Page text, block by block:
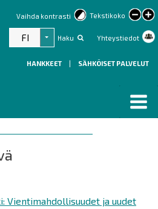
Tekstikoko
text
Vaihda kontrasti
Haku Yhteystiedot
FI Listaa lisätoiminnot
HANKKEET | SÄHKÖISET PALVELUT
Vientimahdollisuudet ja uudet